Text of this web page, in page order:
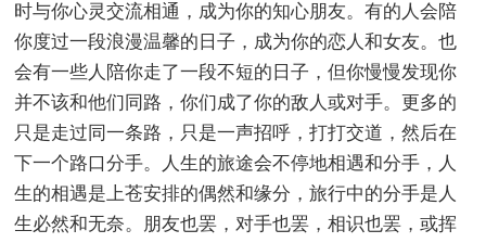
时与你心灵交流相通，成为你的知心朋友。有的人会陪
你度过一段浪漫温馨的日子，成为你的恋人和女友。也
会有一些人陪你走了一段不短的日子，但你慢慢发现你
并不该和他们同路，你们成了你的敌人或对手。更多的
只是走过同一条路，只是一声招呼，打打交道，然后在
下一个路口分手。人生的旅途会不停地相遇和分手，人
生的相遇是上苍安排的偶然和缘分，旅行中的分手是人
生必然和无奈。朋友也罢，对手也罢，相识也罢，或挥